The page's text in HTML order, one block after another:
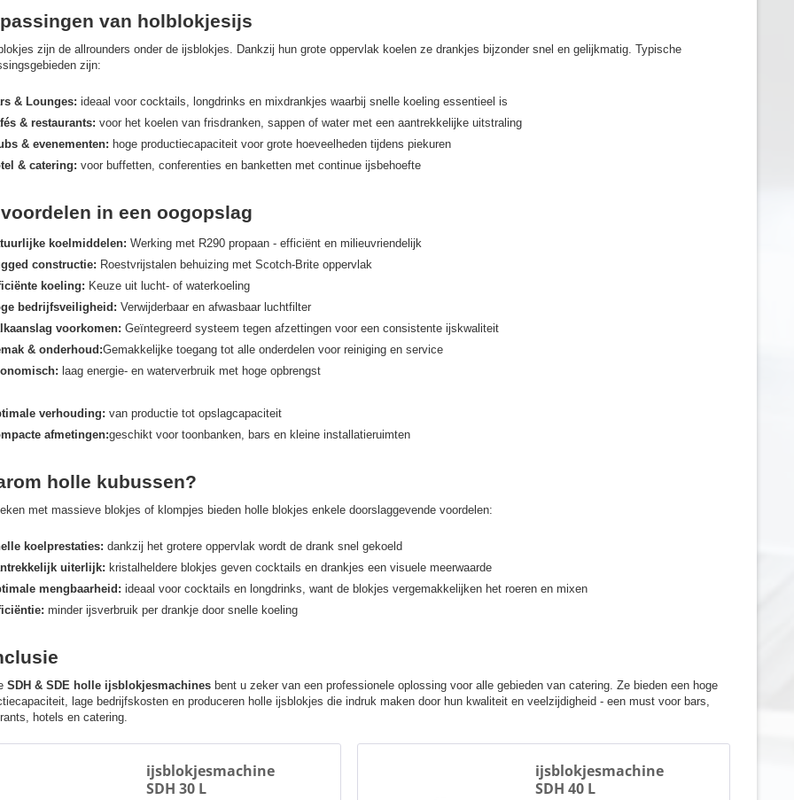
van holblokjesijs
zijn de allrounders onder de ijsblokjes. Dankzij hun grote oppervlak koelen ze drankjes bijzonder snel en gelijkmatig. Typische
zijn:
& Lounges: ideaal voor cocktails, longdrinks en mixdrankjes waarbij snelle koeling essentieel is
& restaurants: voor het koelen van frisdranken, sappen of water met een aantrekkelijke uitstraling
& evenementen: hoge productiecapaciteit voor grote hoeveelheden tijdens piekuren
& catering: voor buffetten, conferenties en banketten met continue ijsbehoefte
in een oogopslag
koelmiddelen: Werking met R290 propaan - efficiënt en milieuvriendelijk
constructie: Roestvrijstalen behuizing met Scotch-Brite oppervlak
koeling: Keuze uit lucht- of waterkoeling
bedrijfsveiligheid: Verwijderbaar en afwasbaar luchtfilter
voorkomen: Geïntegreerd systeem tegen afzettingen voor een consistente ijskwaliteit
& onderhoud:Gemakkelijke toegang tot alle onderdelen voor reiniging en service
laag energie- en waterverbruik met hoge opbrengst
verhouding: van productie tot opslagcapaciteit
afmetingen:geschikt voor toonbanken, bars en kleine installatieruimten
holle kubussen?
met massieve blokjes of klompjes bieden holle blokjes enkele doorslaggevende voordelen:
koelprestaties: dankzij het grotere oppervlak wordt de drank snel gekoeld
uiterlijk: kristalheldere blokjes geven cocktails en drankjes een visuele meerwaarde
mengbaarheid: ideaal voor cocktails en longdrinks, want de blokjes vergemakkelijken het roeren en mixen
minder ijsverbruik per drankje door snelle koeling
SDH & SDE holle ijsblokjesmachines bent u zeker van een professionele oplossing voor alle gebieden van catering. Ze bieden een hoge
lage bedrijfskosten en produceren holle ijsblokjes die indruk maken door hun kwaliteit en veelzijdigheid - een must voor bars,
hotels en catering.
ijsblokjesmachine
SDH 30 L
ijsblokjesmachine
SDH 40 L